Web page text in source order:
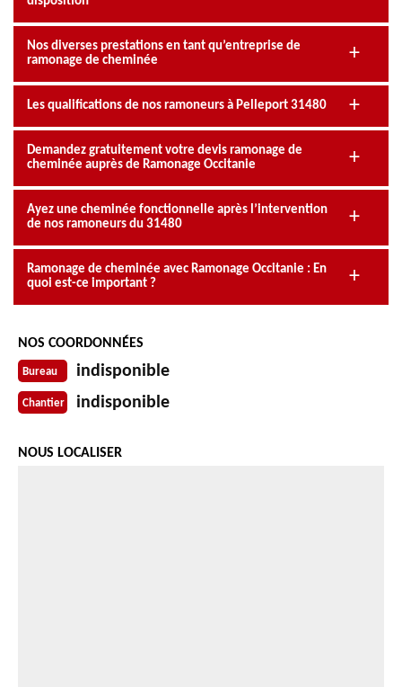
Nos diverses prestations en tant qu’entreprise de
ramonage de cheminée
Les qualifications de nos ramoneurs à Pelleport 31480
Demandez gratuitement votre devis ramonage de
cheminée auprès de Ramonage Occitanie
Ayez une cheminée fonctionnelle après l’intervention
de nos ramoneurs du 31480
Ramonage de cheminée avec Ramonage Occitanie : En
quoi est-ce important ?
NOS COORDONNÉES
Bureau indisponible
Chantier indisponible
NOUS LOCALISER